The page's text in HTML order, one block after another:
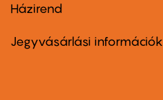
Footer
second
Házirend
Jegyvásárlási információk